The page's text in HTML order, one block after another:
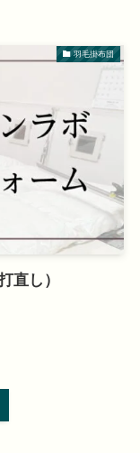
羽毛掛布団
直し）